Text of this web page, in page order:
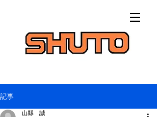
記事
山縣 誠